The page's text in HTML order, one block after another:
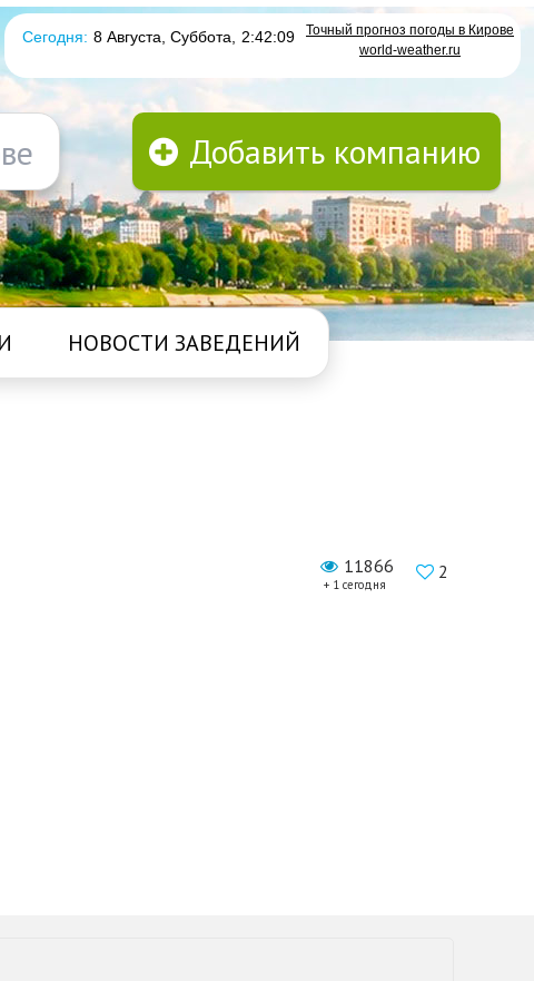
Сегодня: 8 Августа, Суббота 2:42:09
Точный прогноз погоды в Кирове
world-weather.ru
Добавить компанию
НОВОСТИ ЗАВЕДЕНИЙ
11866
+ 1 сегодня
2